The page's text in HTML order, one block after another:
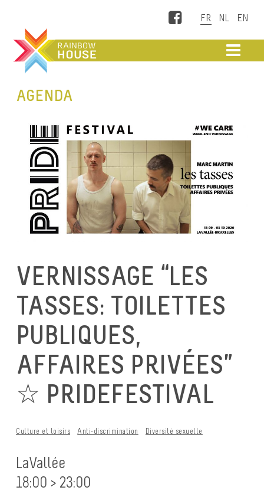
Facebook
AGENDA
VERNISSAGE “LES
TASSES: TOILETTES
PUBLIQUES,
AFFAIRES PRIVÉES”
☆ PRIDEFESTIVAL
Culture et loisirs Anti-discrimination Diversité sexuelle
LaVallée
18:00 > 23:00